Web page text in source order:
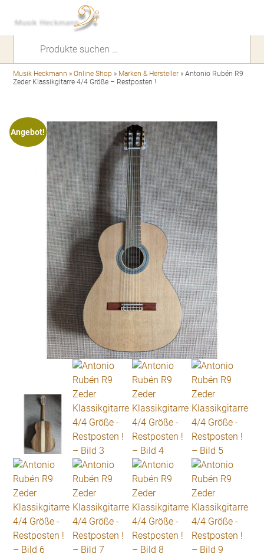
Musik Heckmann »Online Shop » Marken & Hersteller »Antonio Rubén R9
Zeder Klassikgitarre 4/4 Größe – Restposten !
Angebot!